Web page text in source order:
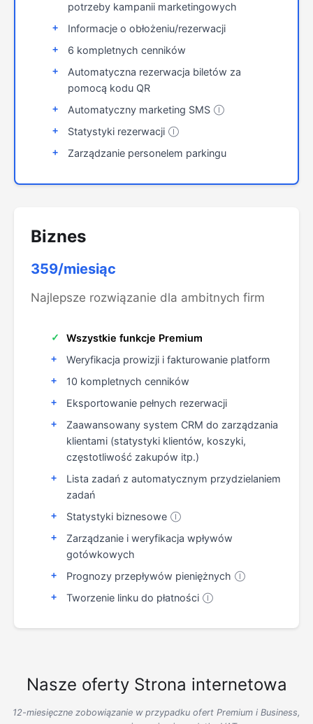
potrzeby kampanii marketingowych
Informacje o obłożeniu/rezerwacji
6 kompletnych cenników
Automatyczna rezerwacja biletów za
pomocą kodu QR
Automatyczny marketing SMS Ⓘ
Statystyki rezerwacji Ⓘ
Zarządzanie personelem parkingu
Biznes
359/miesiąc
Najlepsze rozwiązanie dla ambitnych firm
Wszystkie funkcje Premium
Weryfikacja prowizji i fakturowanie platform
10 kompletnych cenników
Eksportowanie pełnych rezerwacji
Zaawansowany system CRM do zarządzania
klientami (statystyki klientów, koszyki,
częstotliwość zakupów itp.)
Lista zadań z automatycznym przydzielaniem
zadań
Statystyki biznesowe Ⓘ
Zarządzanie i weryfikacja wpływów
gotówkowych
Prognozy przepływów pieniężnych Ⓘ
Tworzenie linku do płatności Ⓘ
Nasze oferty Strona internetowa
12-miesięczne zobowiązanie w przypadku ofert Premium i Business,